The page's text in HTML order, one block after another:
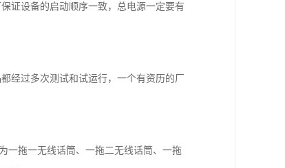
证设备的启动顺序一致，总电源一定要有
经过多次测试和试运行，一个有资历的厂
一拖一无线话筒、一拖二无线话筒、一拖